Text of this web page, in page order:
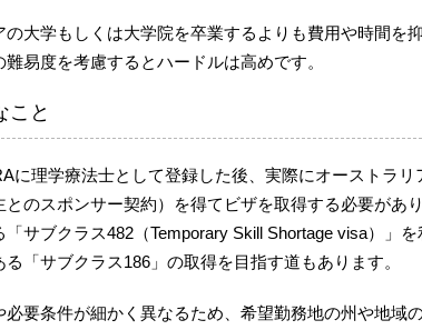
大学もしくは大学院を卒業するよりも費用や時間を
易度を考慮するとハードルは高めです。
こと
に理学療法士として登録した後、実際にオーストラリ
のスポンサー契約）を得てビザを取得する必要があ
サブクラス482（Temporary Skill Shortage visa）」
「サブクラス186」の取得を目指す道もあります。
必要条件が細かく異なるため、希望勤務地の州や地域